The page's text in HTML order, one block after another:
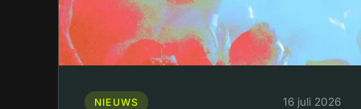
NIEUWS 16 juli 2026